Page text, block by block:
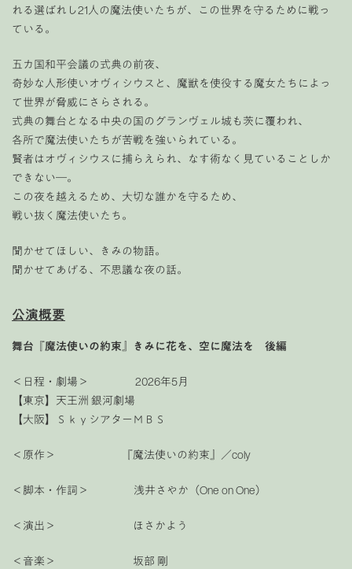
れる選ばれし21人の魔法使いたちが、この世界を守るために戦っ
ている。
五カ国和平会議の式典の前夜、
奇妙な人形使いオヴィシウスと、魔獣を使役する魔女たちによっ
て世界が脅威にさらされる。
式典の舞台となる中央の国のグランヴェル城も茨に覆われ、
各所で魔法使いたちが苦戦を強いられている。
賢者はオヴィシウスに捕らえられ、なす術なく見ていることしか
できない―。
この夜を越えるため、大切な誰かを守るため、
戦い抜く魔法使いたち。
聞かせてほしい、きみの物語。
聞かせてあげる、不思議な夜の話。
公演概要
舞台『魔法使いの約束』きみに花を、空に魔法を 後編
＜日程・劇場＞ 2026年5月
【東京】天王洲 銀河劇場
【大阪】ＳｋｙシアターＭＢＳ
＜原作＞ 『魔法使いの約束』／coly
＜脚本・作詞＞ 浅井さやか（One on One）
＜演出＞ ほさかよう
＜音楽＞ 坂部 剛